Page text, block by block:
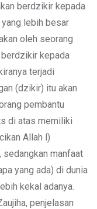
berdzikir kepada
lebih besar
oleh seorang
kepada
terjadi
(dzikir) itu akan
pembantu
di atas memiliki
Allah l)
sedangkan manfaat
yang ada) di dunia
kekal adanya.
penjelasan